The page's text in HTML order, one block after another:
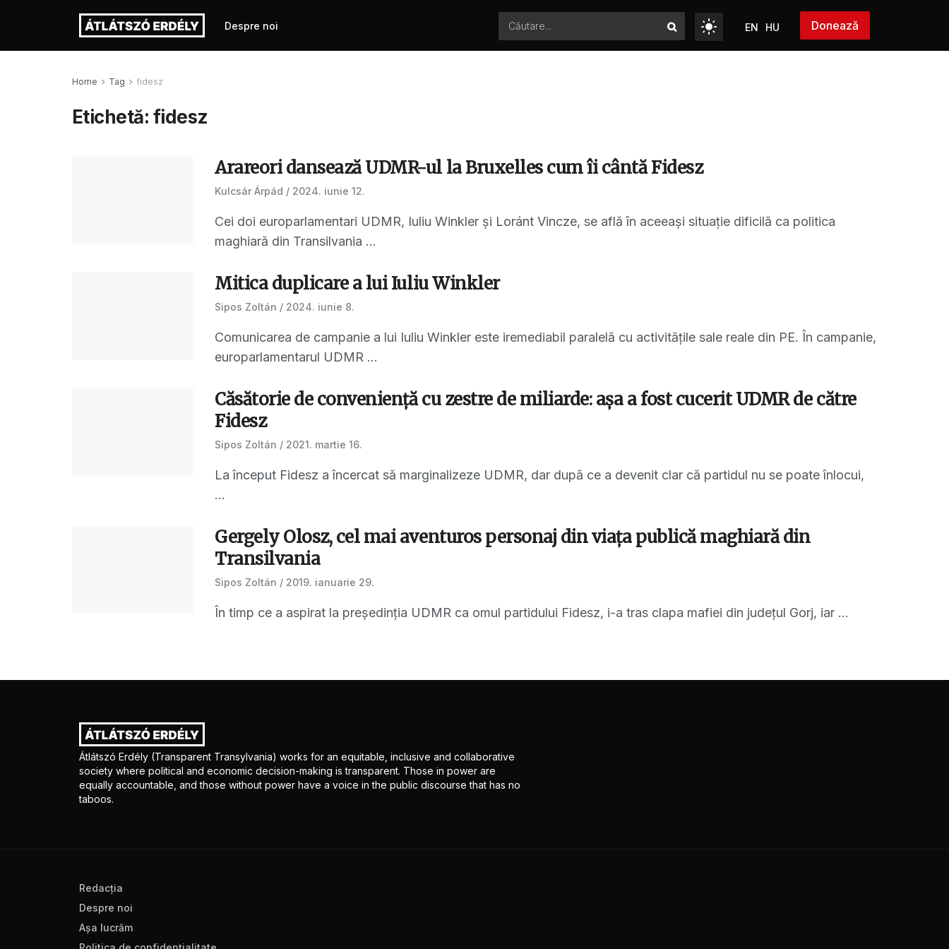
Despre noi EN HU Donează
Home Tag fidesz
Etichetă: fidesz
Arareori dansează UDMR-ul la Bruxelles cum îi cântă Fidesz
Kulcsár Árpád 2024. iunie 12.
Cei doi europarlamentari UDMR, Iuliu Winkler și Loránt Vincze, se află în aceeași situație dificilă ca politica
maghiară din Transilvania ...
Mitica duplicare a lui Iuliu Winkler
Sipos Zoltán 2024. iunie 8.
Comunicarea de campanie a lui Iuliu Winkler este iremediabil paralelă cu activitățile sale reale din PE. În campanie,
europarlamentarul UDMR ...
Căsătorie de conveniență cu zestre de miliarde: așa a fost cucerit UDMR de către
Fidesz
Sipos Zoltán 2021. martie 16.
La început Fidesz a încercat să marginalizeze UDMR, dar după ce a devenit clar că partidul nu se poate înlocui,
...
Gergely Olosz, cel mai aventuros personaj din viața publică maghiară din
Transilvania
Sipos Zoltán 2019. ianuarie 29.
În timp ce a aspirat la președinția UDMR ca omul partidului Fidesz, i-a tras clapa mafiei din județul Gorj, iar ...
Átlátszó Erdély (Transparent Transylvania) works for an equitable, inclusive and collaborative
society where political and economic decision-making is transparent. Those in power are
equally accountable, and those without power have a voice in the public discourse that has no
taboos.
Redacţia
Despre noi
Aşa lucrăm